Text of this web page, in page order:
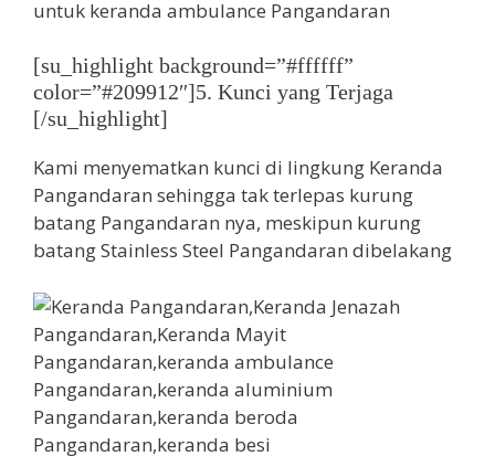
untuk keranda ambulance Pangandaran
[su_highlight background=”#ffffff”
color=”#209912″]5. Kunci yang Terjaga
[/su_highlight]
Kami menyematkan kunci di lingkung Keranda
Pangandaran sehingga tak terlepas kurung
batang Pangandaran nya, meskipun kurung
batang Stainless Steel Pangandaran dibelakang